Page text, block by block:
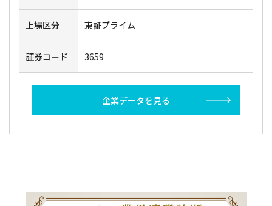
上場区分 東証プライム
証券コード 3659
企業データを見る